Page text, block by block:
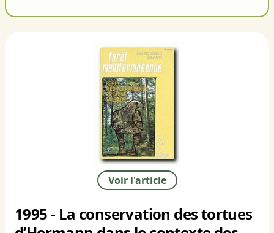
Voir l'article
1995 - La conservation des tortues